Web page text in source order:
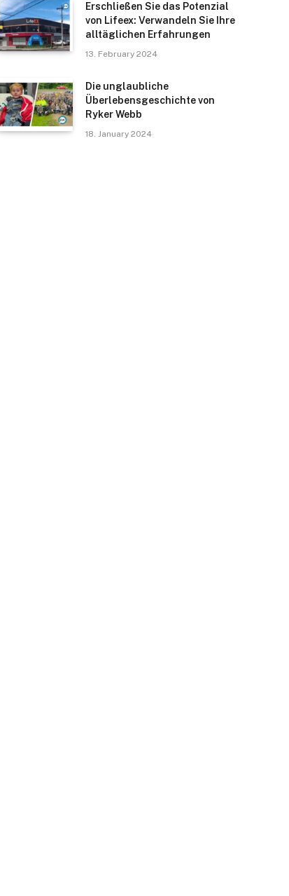
Erschließen Sie das Potenzial
von Lifeex: Verwandeln Sie Ihre
alltäglichen Erfahrungen
13. February 2024
Die unglaubliche
Überlebensgeschichte von
Ryker Webb
18. January 2024